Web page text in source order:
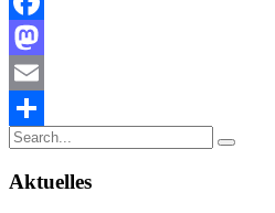
Facebook
Mastodon
Email
Teilen
Aktuelles